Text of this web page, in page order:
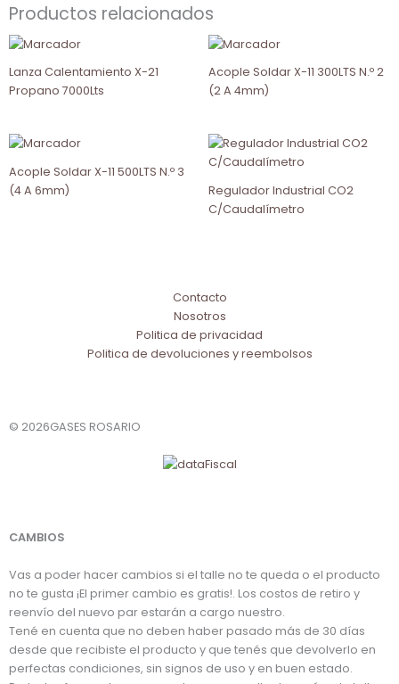
Productos relacionados
Lanza Calentamiento X-21
Propano 7000Lts
Acople Soldar X-11 300LTS N.º 2
(2 A 4mm)
Acople Soldar X-11 500LTS N.º 3
(4 A 6mm)
Regulador Industrial CO2
C/Caudalímetro
Contacto
Nosotros
Politica de privacidad
Politica de devoluciones y reembolsos
© 2026GASES ROSARIO
CAMBIOS
Vas a poder hacer cambios si el talle no te queda o el producto
no te gusta ¡El primer cambio es gratis!. Los costos de retiro y
reenvío del nuevo par estarán a cargo nuestro.
Tené en cuenta que no deben haber pasado más de 30 días
desde que recibiste el producto y que tenés que devolverlo en
perfectas condiciones, sin signos de uso y en buen estado.